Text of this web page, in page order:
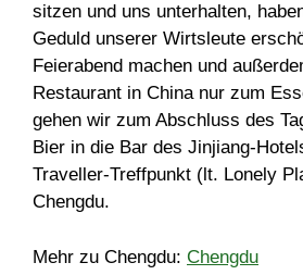
sitzen und uns unterhalten,
Geduld unserer Wirtsleute
Feierabend machen und
Restaurant in China nur zum
gehen wir zum Abschluss des
Bier in die Bar des Jinjiang-
Traveller-Treffpunkt (lt. Lonely
Chengdu.
Mehr zu Chengdu: Chengdu